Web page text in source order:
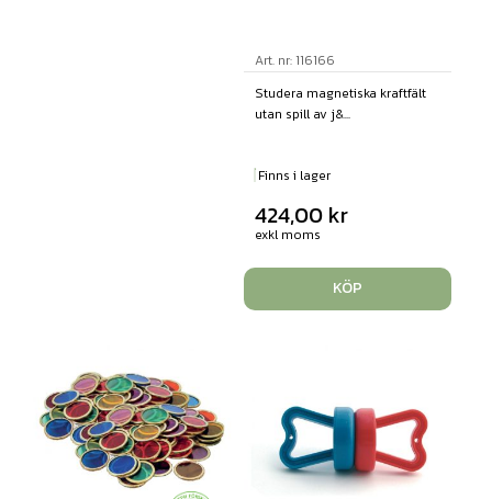
Art. nr: 116166
Studera magnetiska kraftfält
utan spill av j&...
Finns i lager
424,00 kr
exkl moms
KÖP